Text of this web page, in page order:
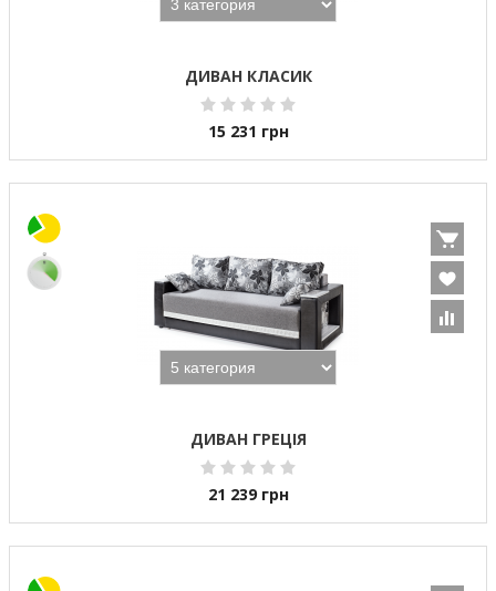
ДИВАН КЛАСИК
15 231 грн
ДИВАН ГРЕЦІЯ
21 239 грн